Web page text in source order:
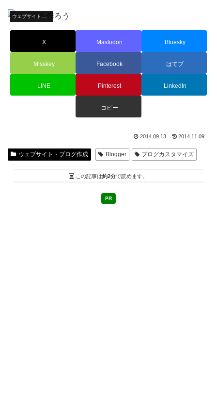
ウェブサイト・ブログ作成
X Mastodon Bluesky
Misskey Facebook はてブ
LINE Pinterest LinkedIn
コピー
2014.09.13 2014.11.09
ウェブサイト・ブログ作成 Blogger ブログカスタマイズ
この記事は約2分で読めます。
PR